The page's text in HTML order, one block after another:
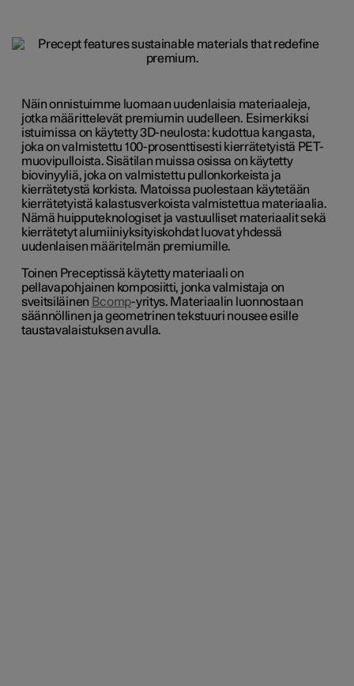
Näin onnistuimme luomaan uudenlaisia materiaaleja,
jotka määrittelevät premiumin uudelleen. Esimerkiksi
istuimissa on käytetty 3D-neulosta: kudottua kangasta,
joka on valmistettu 100-prosenttisesti kierrätetyistä PET-
muovipulloista. Sisätilan muissa osissa on käytetty
biovinyyliä, joka on valmistettu pullonkorkeista ja
kierrätetystä korkista. Matoissa puolestaan käytetään
kierrätetyistä kalastusverkoista valmistettua materiaalia.
Nämä huipputeknologiset ja vastuulliset materiaalit sekä
kierrätetyt alumiiniyksityiskohdat luovat yhdessä
uudenlaisen määritelmän premiumille.
Toinen Preceptissä käytetty materiaali on
pellavapohjainen komposiitti, jonka valmistaja on
sveitsiläinen Bcomp-yritys. Materiaalin luonnostaan
säännöllinen ja geometrinen tekstuuri nousee esille
taustavalaistuksen avulla.